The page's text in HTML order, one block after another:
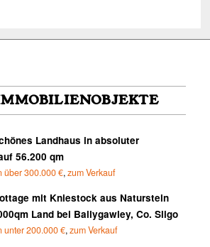
Landhaus in absoluter
56.200 qm
über 300.000 €,zum Verkauf
mit Kniestock aus Naturstein
Land bei Ballygawley, Co. Sligo
unter 200.000 €,zum Verkauf